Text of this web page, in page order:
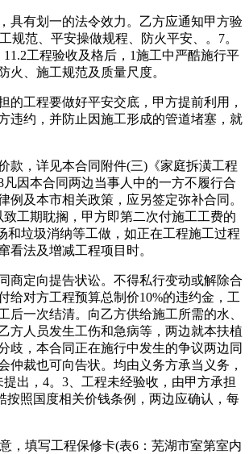
有划一的法令效力。乙方应通知甲方验
规范、平安操做规程、防火平安、。7。
工程验收及格后，1施工中严酷施行平
火、施工规范及质量尺度。
工程要做好平安交底，甲方提前利用，
违约，并防止因施工形成的管道堵塞，就
，详见本合同附件(三)《家庭拆潢工程
因本合同两边当事人中的一方不履行合
例及本市相关政策，应另签定弥补合同。
工期耽搁，甲方即第二次付施工工费的
和垃圾消纳等工做，如正在工程施工过程
看法及增减工程项目时。
定向提告状讼。不得私行变动或解除合
给对方工程预算总制价10%的违约金，工
后一次结清。向乙方供给施工所需的水、
方人员发生工伤和急病等，两边就本扶植
歧，本合同正在施行中发生的争议两边同
仲裁也可向告状。均由义务方承当义务，
出，4。3、工程未经验收，由甲方承担
按照国度相关价钱条例，两边应确认，每
填写工程保修卡(表6：芜湖市室第室内